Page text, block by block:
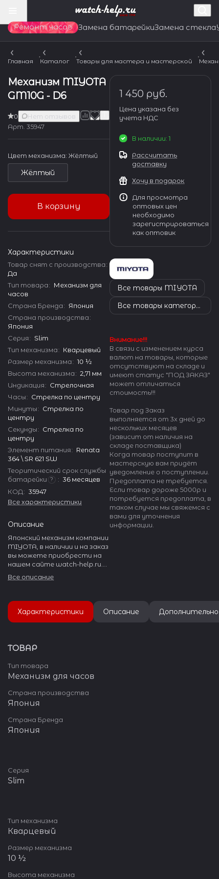
Ремонт часов Замена батарейкиЗамена стекла
Главная Каталог Товары для мастера и мастерской
Механизм MIYOTA
GM10G - D6
0
Нет отзывов
Арт. 35947
Цвет механизма: Жёлтый
Жёлтый
В корзину
Характеристики
Товар снят с производства:
Да
Тип товара: Механизм для
часов
Страна Бренда: Япония
Страна производства:
Япония
Серия: Slim
Тип механизма: Кварцевый
Размер механизма: 10 ½
Высота механизма: 2,71 мм
Индикация: Стрелочная
Часы: Стрелка по центру
Минуты: Стрелка по
центру
Секунды: Стрелка по
центру
Элемент питания: Renata
364 \ SR 621 SW
Теоритический срок службы
батарейки ? : 36 месяцев
КОД: 35947
Все характеристики
Описание
Японский механизм компании
MIYOTA, в наличии и на заказ
вы можете приобрести на
нашем сайте watch-help.ru.
огромное количество
механизмов.
Все описание
1 450 руб.
Цена указана без
учета НДС
В наличии: 1
Рассчитать
доставку
Хочу в подарок
Для просмотра
оптовых цен
необходимо
зарегистрироваться
как оптовик
Все товары MIYOTA
Все товары категории
Внимание!!!
В связи с изменением курса
валют на товары, которые
отсутствуют на складе и
имеют статус "ПОД ЗАКАЗ"
может отличаться
стоимость!!!
Товар под Заказ
выполняется от 3х дней до
нескольких месяцев
(зависит от наличия на
складе поставщика)
Когда товар поступит в
мастерскую вам придёт
уведомление о поступлении.
Предоплата не требуется.
Если товар дороже 5000р и
потребуется предоплата, в
таком случае мы свяжемся с
вами для уточнения
информации.
Характеристики Описание Дополнительно
ТОВАР
Тип товара
Механизм для часов
Страна производства
Япония
Страна Бренда
Япония
Серия
Slim
Тип механизма
Кварцевый
Размер механизма
10 ½
Высота механизма